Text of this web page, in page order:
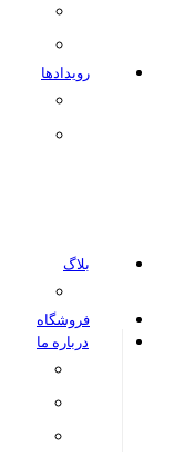
رویدادها
بلاگ
فروشگاه
درباره ما